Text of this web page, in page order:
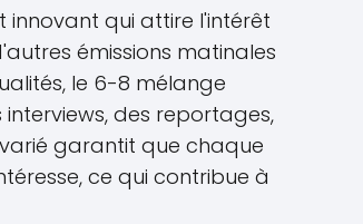
innovant qui attire l'intérêt
émissions matinales
le 6-8 mélange
des reportages,
garantit que chaque
ce qui contribue à